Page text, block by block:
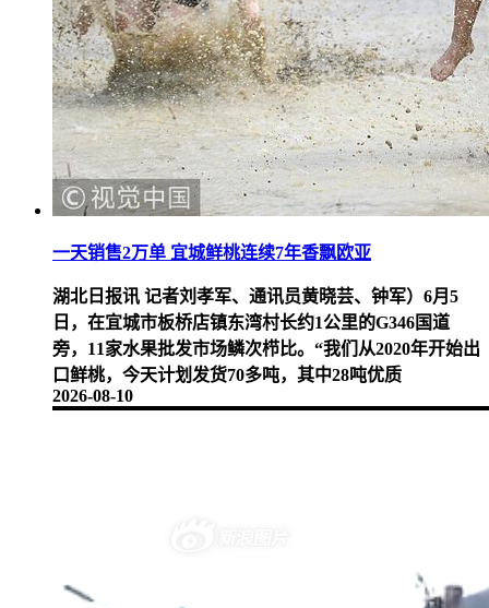
一天销售2万单 宜城鲜桃连续7年香飘欧亚
湖北日报讯 记者刘孝军、通讯员黄晓芸、钟军）6月5
日，在宜城市板桥店镇东湾村长约1公里的G346国道
旁，11家水果批发市场鳞次栉比。“我们从2020年开始出
口鲜桃，今天计划发货70多吨，其中28吨优质
2026-08-10